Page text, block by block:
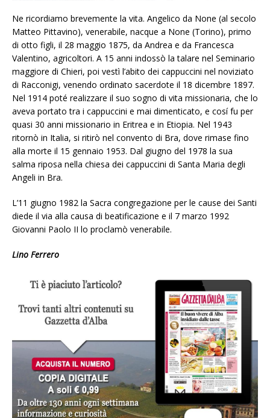
Ne ricordiamo brevemente la vita. Angelico da None (al secolo
Matteo Pittavino), venerabile, nacque a None (Torino), primo
di otto figli, il 28 maggio 1875, da Andrea e da Francesca
Valentino, agricoltori. A 15 anni indossò la talare nel Seminario
maggiore di Chieri, poi vestì l’abito dei cappuccini nel noviziato
di Racconigi, venendo ordinato sacerdote il 18 dicembre 1897.
Nel 1914 poté realizzare il suo sogno di vita missionaria, che lo
aveva portato tra i cappuccini e mai dimenticato, e cosí fu per
quasi 30 anni missionario in Eritrea e in Etiopia. Nel 1943
ritornò in Italia, si ritirò nel convento di Bra, dove rimase fino
alla morte il 15 gennaio 1953. Dal giugno del 1978 la sua
salma riposa nella chiesa dei cappuccini di Santa Maria degli
Angeli in Bra.
L’11 giugno 1982 la Sacra congregazione per le cause dei Santi
diede il via alla causa di beatificazione e il 7 marzo 1992
Giovanni Paolo II lo proclamò venerabile.
Lino Ferrero